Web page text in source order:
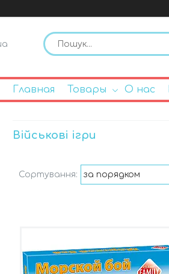
Главная Товары О нас
Військові ігри